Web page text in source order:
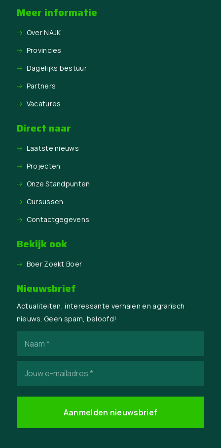
Meer informatie
Over NAJK
Provincies
Dagelijks bestuur
Partners
Vacatures
Direct naar
Laatste nieuws
Projecten
Onze Standpunten
Cursussen
Contactgegevens
Bekijk ook
Boer Zoekt Boer
Nieuwsbrief
Actualiteiten, interessante verhalen en agrarisch
nieuws. Geen spam, beloofd!
mailadres